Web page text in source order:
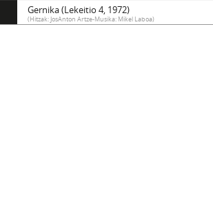
Gernika (Lekeitio 4, 1972)
(Hitzak: JosAnton Artze-Musika: Mikel Laboa)